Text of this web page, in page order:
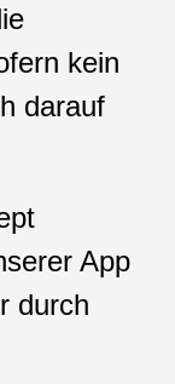
kein
darauf
App
durch